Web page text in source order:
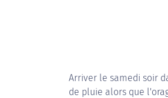
Arriver le samedi soir
de pluie alors que